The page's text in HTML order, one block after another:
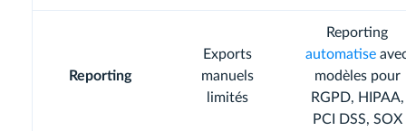
Reporting
Exports
manuels
limités
Reporting
automatise
modèles pour
RGPD, HIPAA,
PCI DSS, SOX